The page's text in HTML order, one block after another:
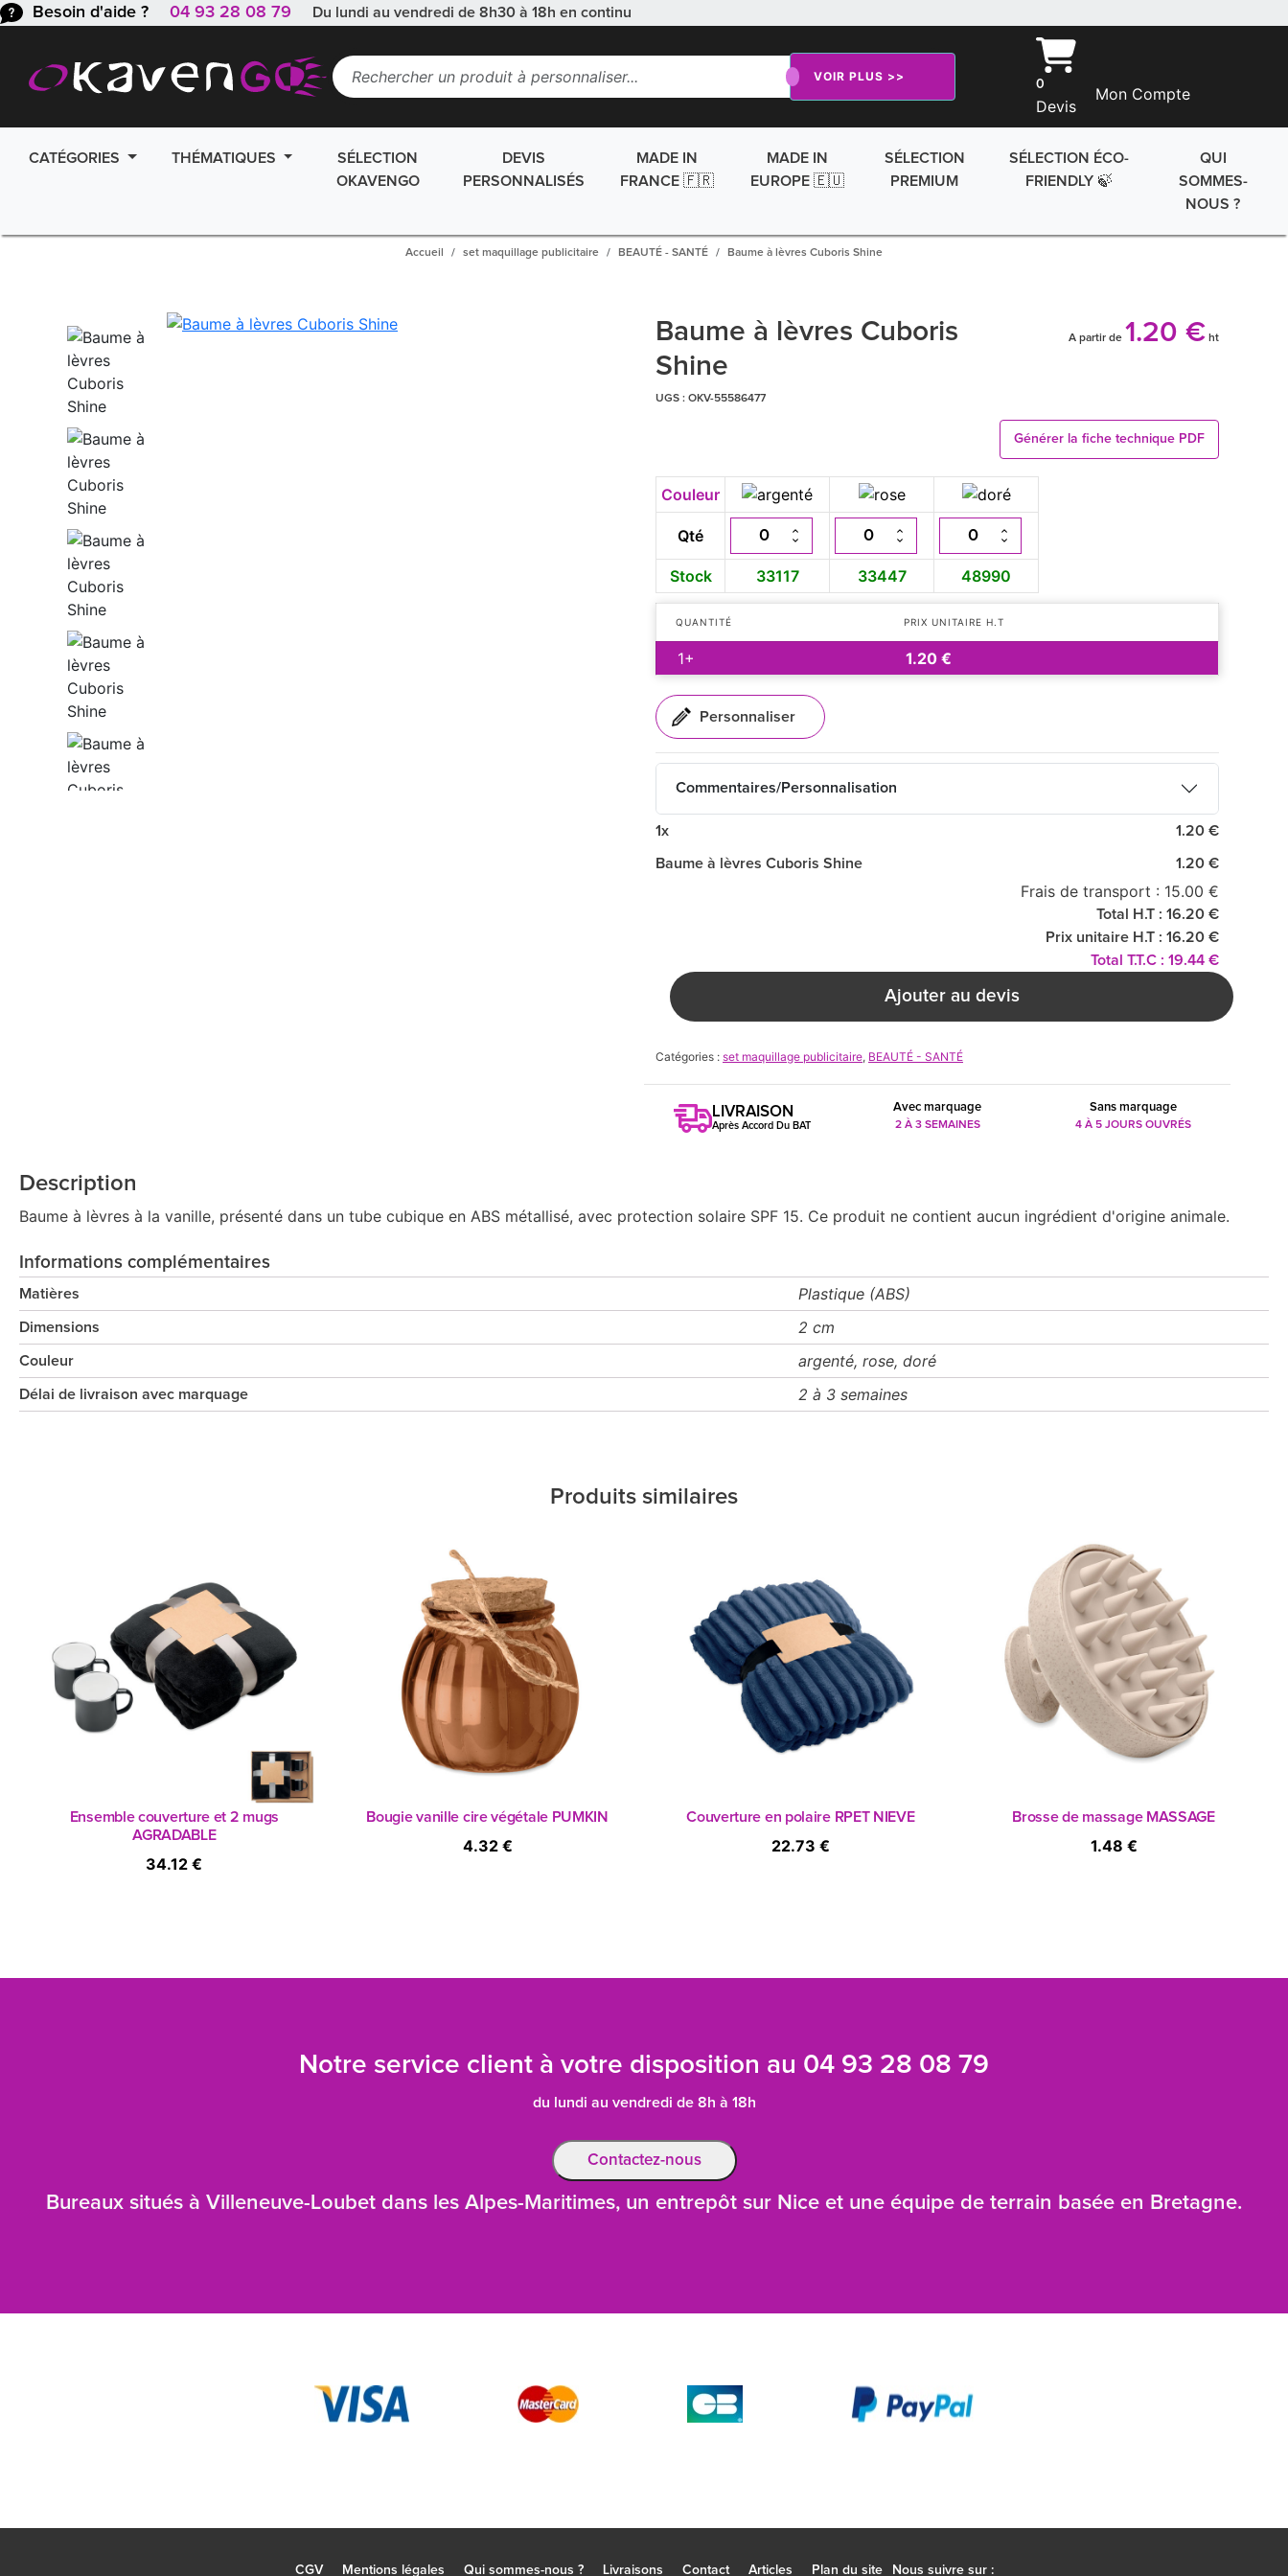
Besoin d'aide ? 04 93 28 08 79 Du lundi au vendredi de 8h30 à 18h en continu
VOIR PLUS >>
0
Devis
Mon Compte
CATÉGORIES THÉMATIQUES
SÉLECTION
OKAVENGO
DEVIS
PERSONNALISÉS
MADE IN
FRANCE 🇫🇷
MADE IN
EUROPE 🇪🇺
SÉLECTION
PREMIUM
SÉLECTION ÉCO-
FRIENDLY 🍃
QUI
SOMMES-
NOUS ?
Accueil set maquillage publicitaire BEAUTÉ - SANTÉ Baume à lèvres Cuboris Shine
Baume à lèvres Cuboris
Shine
A partir de 1.20 € ht
UGS : OKV-55586477
Générer la fiche technique PDF
Couleur
Qté
Stock 33117 33447 48990
QUANTITÉ PRIX UNITAIRE H.T
1+ 1.20 €
Commentaires/Personnalisation
1x 1.20 €
Baume à lèvres Cuboris Shine 1.20 €
Frais de transport : 15.00 €
Total H.T : 16.20 €
Prix unitaire H.T : 16.20 €
Total T.T.C : 19.44 €
Ajouter au devis
Catégories : set maquillage publicitaire, BEAUTÉ - SANTÉ
LIVRAISON
Après Accord Du BAT
Avec marquage
2 À 3 SEMAINES
Sans marquage
4 À 5 JOURS OUVRÉS
Description
Baume à lèvres à la vanille, présenté dans un tube cubique en ABS métallisé, avec protection solaire SPF 15. Ce produit ne contient aucun ingrédient d'origine animale.
Informations complémentaires
Matières Plastique (ABS)
Dimensions 2 cm
Couleur argenté, rose, doré
Délai de livraison avec marquage 2 à 3 semaines
Produits similaires
Ensemble couverture et 2 mugs
AGRADABLE
34.12 €
Bougie vanille cire végétale PUMKIN
4.32 €
Couverture en polaire RPET NIEVE
22.73 €
Brosse de massage MASSAGE
1.48 €
Notre service client à votre disposition au 04 93 28 08 79
du lundi au vendredi de 8h à 18h
Contactez-nous
Bureaux situés à Villeneuve-Loubet dans les Alpes-Maritimes, un entrepôt sur Nice et une équipe de terrain basée en Bretagne.
CGV Mentions légales Qui sommes-nous ? Livraisons Contact Articles Plan du site Nous suivre sur :